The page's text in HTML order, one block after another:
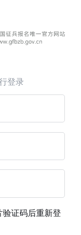
登录
证码后重新登